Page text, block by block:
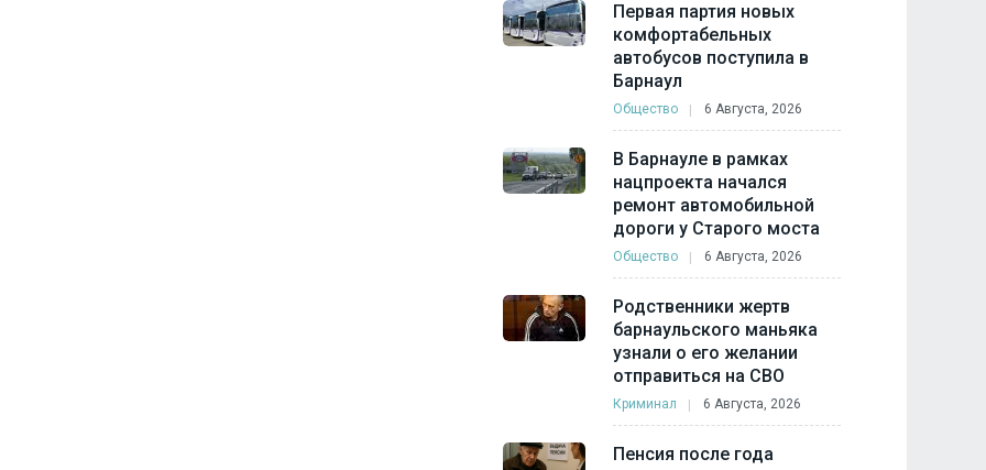
Первая партия новых
комфортабельных
автобусов поступила в
Барнаул
Общество 6 Августа, 2026
В Барнауле в рамках
нацпроекта начался
ремонт автомобильной
дороги у Старого моста
Общество 6 Августа, 2026
Родственники жертв
барнаульского маньяка
узнали о его желании
отправиться на СВО
Криминал 6 Августа, 2026
Пенсия после года